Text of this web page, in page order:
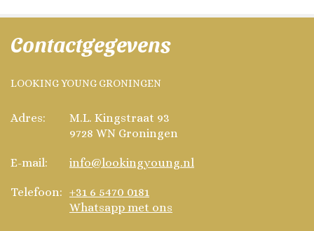
Contactgegevens
LOOKING YOUNG GRONINGEN
Adres:
M.L. Kingstraat 93
9728 WN Groningen
E-mail: info@lookingyoung.nl
Telefoon: +31 6 5470 0181
Whatsapp met ons